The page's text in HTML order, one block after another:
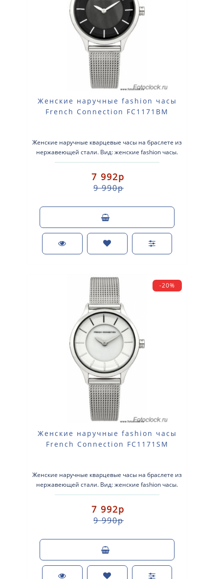
Женские наручные fashion часы
French Connection FC1171BM
Женские наручные кварцевые часы на браслете из
нержавеющей стали. Вид: женские fashion часы.
Тип механизма: кварцевые. К..
7 992р
9 990р
-20%
Женские наручные fashion часы
French Connection FC1171SM
Женские наручные кварцевые часы на браслете из
нержавеющей стали. Вид: женские fashion часы.
Тип механизма: кварцевые. К..
7 992р
9 990р